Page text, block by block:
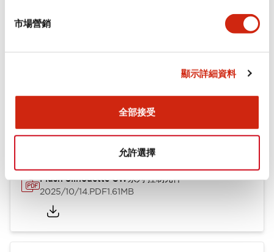
市場營銷
顯示詳細資料
全部接受
允許選擇
型錄和宣傳手冊 CAD檔 認證與標準 技術文件
Flush Silhouette CW系列 控制元件
2025/10/14.PDF1.61MB